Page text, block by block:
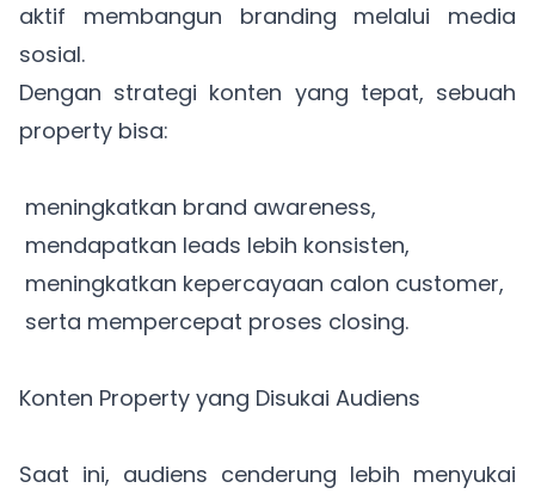
aktif membangun branding melalui media
sosial.
Dengan strategi konten yang tepat, sebuah
property bisa:
meningkatkan brand awareness,
mendapatkan leads lebih konsisten,
meningkatkan kepercayaan calon customer,
serta mempercepat proses closing.
Konten Property yang Disukai Audiens
Saat ini, audiens cenderung lebih menyukai